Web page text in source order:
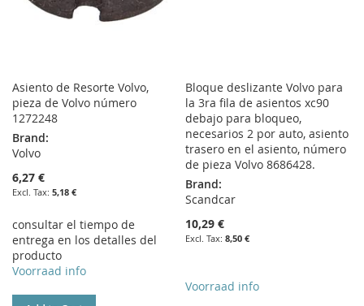
Asiento de Resorte Volvo,
pieza de Volvo número
1272248
Brand:
Volvo
6,27 €
5,18 €
consultar el tiempo de
entrega en los detalles del
producto
Voorraad info
Bloque deslizante Volvo para
la 3ra fila de asientos xc90
debajo para bloqueo,
necesarios 2 por auto, asiento
trasero en el asiento, número
de pieza Volvo 8686428.
Brand:
Scandcar
10,29 €
8,50 €
Voorraad info